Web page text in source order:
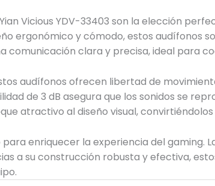
Vicious YDV-33403 son la elección
ergonómico y cómodo, estos audífonos
comunicación clara y precisa, ideal para
audífonos ofrecen libertad de
de 3 dB asegura que los sonidos se
atractivo al diseño visual,
enriquecer la experiencia del
a su construcción robusta y efectiva,